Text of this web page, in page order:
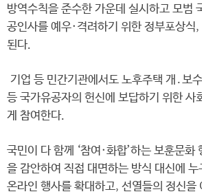
방역수칙을 준수한 가운데 실시하고 모범
공인사를 예우·격려하기 위한 정부포상식
된다.
기업 등 민간기관에서도 노후주택 개․보
등 국가유공자의 헌신에 보답하기 위한 사
게 참여한다.
국민이 다 함께 ‘참여·화합’하는 보훈문
을 감안하여 직접 대면하는 방식 대신에
온라인 행사를 확대하고, 선열들의 정신을